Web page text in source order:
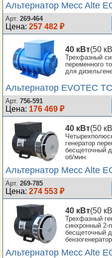
Альтернатор Mecc Alte
Арт. 269-464
Цена: 257 482 ₽
40 кВт(50
Трехфазный
переменного
для
Альтернатор EVOTEC
Арт. 756-591
Цена: 176 469 ₽
40 кВт(50
генератор
бесщеточный
об/мин.
Альтернатор Mecc Alte
Арт. 269-785
Цена: 274 553 ₽
40 кВт(50
Трехфазный
синхронный 2-
бесщеточный
Альтернатор Mecc Alte